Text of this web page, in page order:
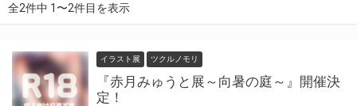
全2件中 1〜2件目を表示
イラスト展 ツクルノモリ
『赤月みゅうと展～向暑の庭～』開催決
定！